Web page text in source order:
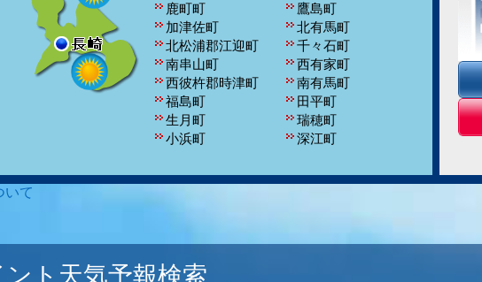
鹿町町
鷹島町
加津佐町
北有馬町
北松浦郡江迎町
千々石町
南串山町
西有家町
西彼杵郡時津町
南有馬町
福島町
田平町
生月町
瑞穂町
小浜町
深江町
吾妻町
国見町
いて
ント天気予報検索